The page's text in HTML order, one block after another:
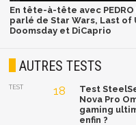
En tête-à-tête avec PEDRO
parlé de Star Wars, Last of
Doomsday et DiCaprio
AUTRES TESTS
TEST 18
Test
Nova Pro
gaming
enfin ?